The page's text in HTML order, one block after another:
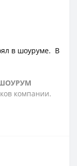
в шоуруме. В
компании.